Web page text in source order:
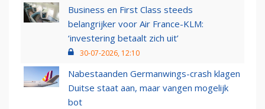
Business en First Class steeds
belangrijker voor Air France-KLM:
‘investering betaalt zich uit’
30-07-2026, 12:10
Nabestaanden Germanwings-crash klagen
Duitse staat aan, maar vangen mogelijk
bot